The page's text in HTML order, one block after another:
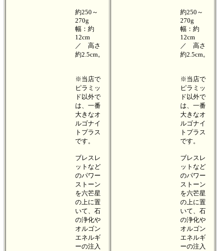
約250～
270g
幅：約
12cm
／ 高さ
約2.5cm。
※当店で
ピラミッ
ド以外で
は、一番
大きなオ
ルゴナイ
トプラス
です。
ブレスレ
ットなど
のパワー
ストーン
を六芒星
の上に置
いて、石
の浄化や
オルゴン
エネルギ
ーの注入
約250～
270g
幅：約
12cm
／ 高さ
約2.5cm。
※当店で
ピラミッ
ド以外で
は、一番
大きなオ
ルゴナイ
トプラス
です。
ブレスレ
ットなど
のパワー
ストーン
を六芒星
の上に置
いて、石
の浄化や
オルゴン
エネルギ
ーの注入